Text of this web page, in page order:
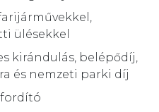
ülésekkel
kirándulás, belépődíj,
és nemzeti parki díj